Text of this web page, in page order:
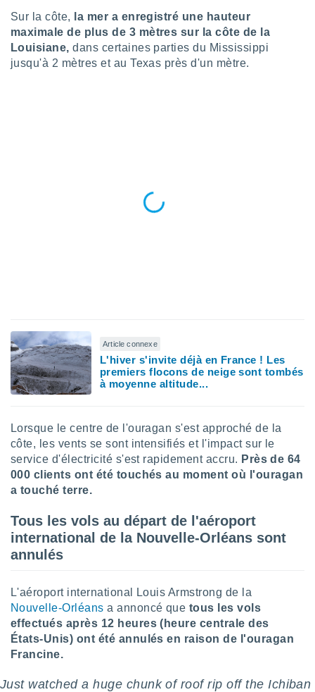
au
de
web.
la
sur le
et que
ou
vous
de la
des
notre
Sur la côte,
la mer a enregistré une hauteur
maximale de plus de 3 mètres sur la côte de la
Louisiane,dans certaines parties du Mississippi
jusqu'à 2 mètres et au Texas près d'un mètre.
Article connexe
L'hiver s'invite déjà en France ! Les
premiers flocons de neige sont tombés
à moyenne altitude...
Lorsque le centre de l'ouragan s'est approché de la
côte, les vents se sont intensifiés et l'impact sur le
service d'électricité s'est rapidement accru. Près de 64
000 clients ont été touchés au moment où l'ouragan
a touché terre.
Tous les vols au départ de l'aéroport
international de la Nouvelle-Orléans sont
annulés
L'aéroport international Louis Armstrong de la
Nouvelle-Orléans a annoncé que tous les vols
effectués après 12 heures (heure centrale des
États-Unis) ont été annulés en raison de l'ouragan
Francine.
Just watched a huge chunk of roof rip off the Ichiban